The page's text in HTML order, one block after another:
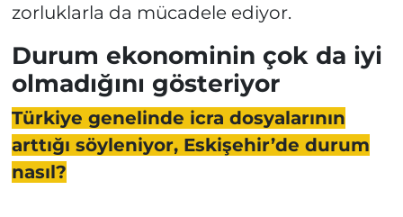
zorluklarla da mücadele ediyor.
Durum ekonominin çok da iyi
olmadığını gösteriyor
Türkiye genelinde icra dosyalarının
arttığı söyleniyor, Eskişehir’de durum
nasıl?